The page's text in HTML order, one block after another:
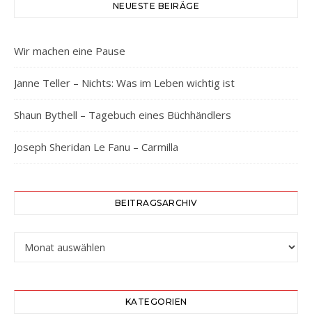
NEUESTE BEIRÄGE
Wir machen eine Pause
Janne Teller – Nichts: Was im Leben wichtig ist
Shaun Bythell – Tagebuch eines Büchhändlers
Joseph Sheridan Le Fanu – Carmilla
BEITRAGSARCHIV
KATEGORIEN